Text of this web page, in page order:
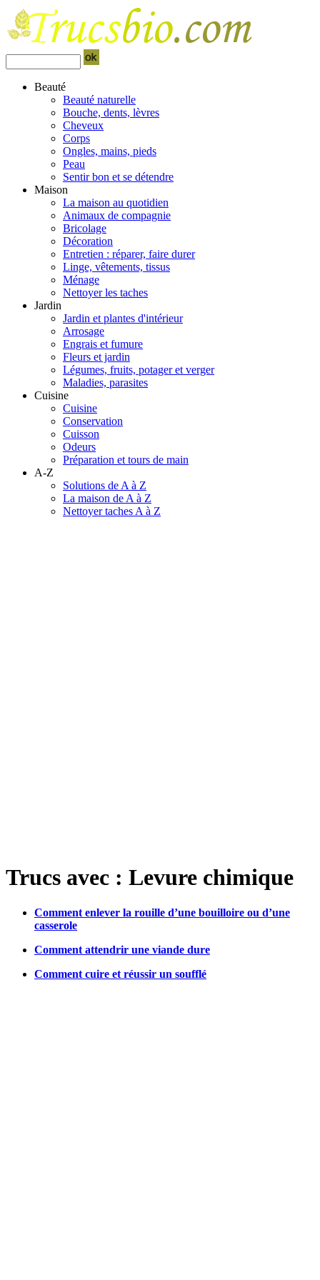
Beauté
Beauté naturelle
Bouche, dents, lèvres
Cheveux
Corps
Ongles, mains, pieds
Peau
Sentir bon et se détendre
Maison
La maison au quotidien
Animaux de compagnie
Bricolage
Décoration
Entretien : réparer, faire durer
Linge, vêtements, tissus
Ménage
Nettoyer les taches
Jardin
Jardin et plantes d'intérieur
Arrosage
Engrais et fumure
Fleurs et jardin
Légumes, fruits, potager et verger
Maladies, parasites
Cuisine
Cuisine
Conservation
Cuisson
Odeurs
Préparation et tours de main
A-Z
Solutions de A à Z
La maison de A à Z
Nettoyer taches A à Z
Trucs avec : Levure chimique
Comment enlever la rouille d’une bouilloire ou d’une
casserole
Comment attendrir une viande dure
Comment cuire et réussir un soufflé